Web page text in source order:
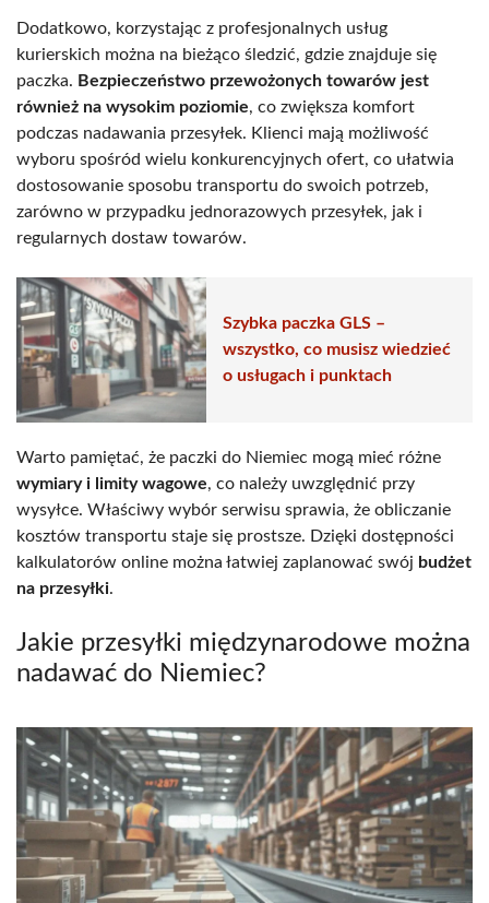
Dodatkowo, korzystając z profesjonalnych usług
kurierskich można na bieżąco śledzić, gdzie znajduje się
paczka. Bezpieczeństwo przewożonych towarów jest
również na wysokim poziomie, co zwiększa komfort
podczas nadawania przesyłek. Klienci mają możliwość
wyboru spośród wielu konkurencyjnych ofert, co ułatwia
dostosowanie sposobu transportu do swoich potrzeb,
zarówno w przypadku jednorazowych przesyłek, jak i
regularnych dostaw towarów.
Szybka paczka GLS –
wszystko, co musisz wiedzieć
o usługach i punktach
Warto pamiętać, że paczki do Niemiec mogą mieć różne
wymiary i limity wagowe, co należy uwzględnić przy
wysyłce. Właściwy wybór serwisu sprawia, że obliczanie
kosztów transportu staje się prostsze. Dzięki dostępności
kalkulatorów online można łatwiej zaplanować swój budżet
na przesyłki.
Jakie przesyłki międzynarodowe można
nadawać do Niemiec?